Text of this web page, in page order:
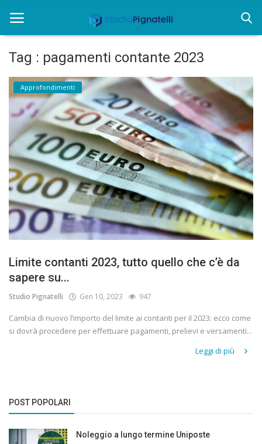
Home
Chi siamo
Rent
Informazioni
Approfondimenti
News
Contatti
Tag : pagamenti contante 2023
Approfondimenti
Limite contanti 2023, tutto quello che c’è da
sapere su...
Studio Pignatelli Gen 10, 2023 947
Cambia di nuovo l’importo del limite ai contanti per il 2023: ecco come
si dovrà procedere per effettuare pagamenti, prelievi e versamenti...
Leggi di più
POST POPOLARI
Noleggio a lungo termine Uniposte